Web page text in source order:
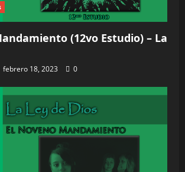
(12vo Estudio) – La
febrero 18, 2023 0